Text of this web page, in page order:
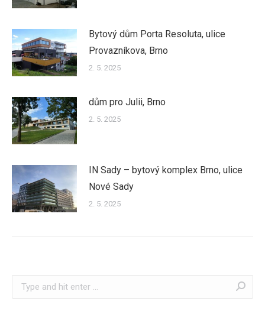
Bytový dům Porta Resoluta, ulice
Provazníkova, Brno
2. 5. 2025
dům pro Julii, Brno
2. 5. 2025
IN Sady – bytový komplex Brno, ulice
Nové Sady
2. 5. 2025
Search: